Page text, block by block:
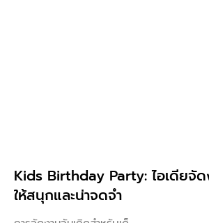
Kids Birthday Party: ไอเดียจัด
ให้สนุกและน่าจดจำ